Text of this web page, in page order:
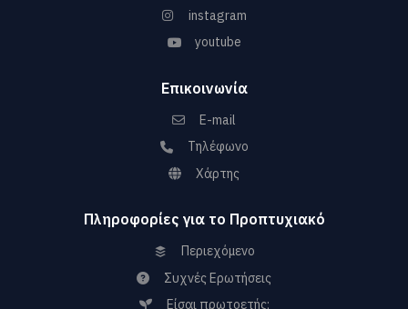
instagram
youtube
Επικοινωνία
E-mail
Τηλέφωνο
Χάρτης
Πληροφορίες για το Προπτυχιακό
Περιεχόμενο
Συχνές Ερωτήσεις
Είσαι πρωτοετής;